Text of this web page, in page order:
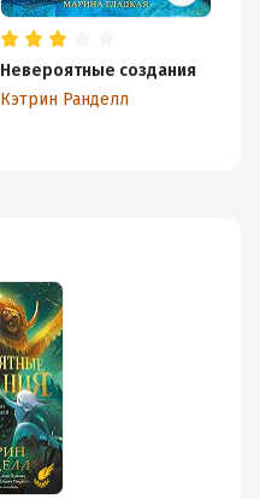
Невероятные создания
Кэтрин Ранделл